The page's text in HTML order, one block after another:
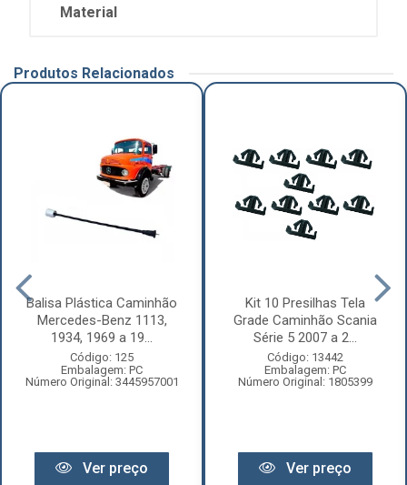
Material
Produtos Relacionados
Balisa Plástica Caminhão
Mercedes-Benz 1113,
1934, 1969 a 19...
Código: 125
Embalagem: PC
Número Original: 3445957001
Ver preço
Kit 10 Presilhas Tela
Grade Caminhão Scania
Série 5 2007 a 2...
Código: 13442
Embalagem: PC
Número Original: 1805399
Ver preço